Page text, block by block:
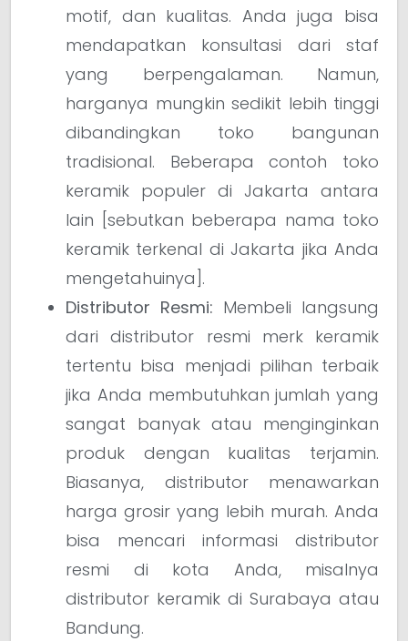
motif, dan kualitas. Anda juga bisa
mendapatkan konsultasi dari staf
yang berpengalaman. Namun,
harganya mungkin sedikit lebih tinggi
dibandingkan toko bangunan
tradisional. Beberapa contoh toko
keramik populer di Jakarta antara
lain [sebutkan beberapa nama toko
keramik terkenal di Jakarta jika Anda
mengetahuinya].
Distributor Resmi: Membeli langsung
dari distributor resmi merk keramik
tertentu bisa menjadi pilihan terbaik
jika Anda membutuhkan jumlah yang
sangat banyak atau menginginkan
produk dengan kualitas terjamin.
Biasanya, distributor menawarkan
harga grosir yang lebih murah. Anda
bisa mencari informasi distributor
resmi di kota Anda, misalnya
distributor keramik di Surabaya atau
Bandung.